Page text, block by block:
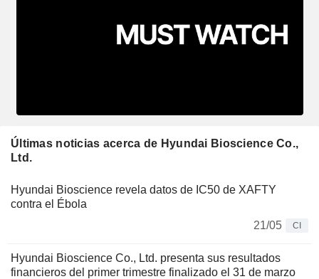
Últimas noticias acerca de Hyundai Bioscience Co.,
Ltd.
Hyundai Bioscience revela datos de IC50 de XAFTY
contra el Ébola
21/05
CI
Hyundai Bioscience Co., Ltd. presenta sus resultados
financieros del primer trimestre finalizado el 31 de marzo